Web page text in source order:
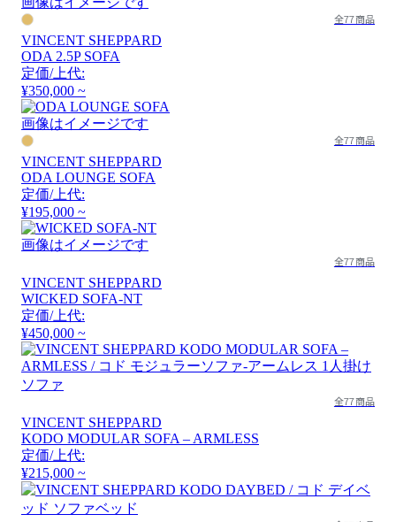
全77商品
VINCENT SHEPPARD
ODA 2.5P SOFA
定価/上代:
¥350,000 ~
画像はイメージです
全77商品
VINCENT SHEPPARD
ODA LOUNGE SOFA
定価/上代:
¥195,000 ~
画像はイメージです
全77商品
VINCENT SHEPPARD
WICKED SOFA-NT
定価/上代:
¥450,000 ~
全77商品
VINCENT SHEPPARD
KODO MODULAR SOFA – ARMLESS
定価/上代:
¥215,000 ~